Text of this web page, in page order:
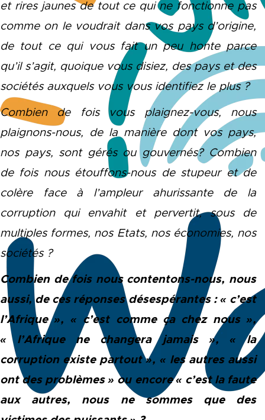
et rires jaunes de tout ce qui ne fonctionne pas
comme on le voudrait dans vos pays d’origine,
de tout ce qui vous fait un peu honte parce
qu’il s’agit, quoique vous disiez, des pays et des
sociétés auxquels vous vous identifiez le plus ?
Combien de fois vous plaignez-vous, nous
plaignons-nous, de la manière dont vos pays,
nos pays, sont gérés ou gouvernés? Combien
de fois nous étouffons-nous de stupeur et de
colère face à l’ampleur ahurissante de la
corruption qui envahit et pervertit, sous de
multiples formes, nos Etats, nos économies, nos
sociétés ?
Combien de fois nous contentons-nous, nous
aussi, de ces réponses désespérantes : « c’est
l’Afrique », « c’est comme ça chez nous »,
« l’Afrique ne changera jamais », « la
corruption existe partout », « les autres aussi
ont des problèmes » ou encore « c’est la faute
aux autres, nous ne sommes que des